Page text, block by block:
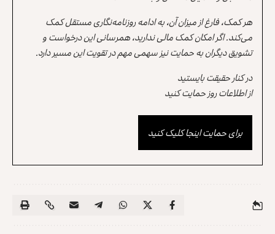
هر کمک، فارغ از میزان آن، به ادامه روزنامه‌نگاری مستقل کمک
می‌کند. اگر امکان کمک مالی ندارید، همرسانی این درخواست و
تشویق دیگران به حمایت نیز سهمی مهم در تقویت این مسیر دارد.
در کنار حقیقت بایستید
از اطلاعات روز حمایت کنید
برای حمایت اینجا کلیک کنید